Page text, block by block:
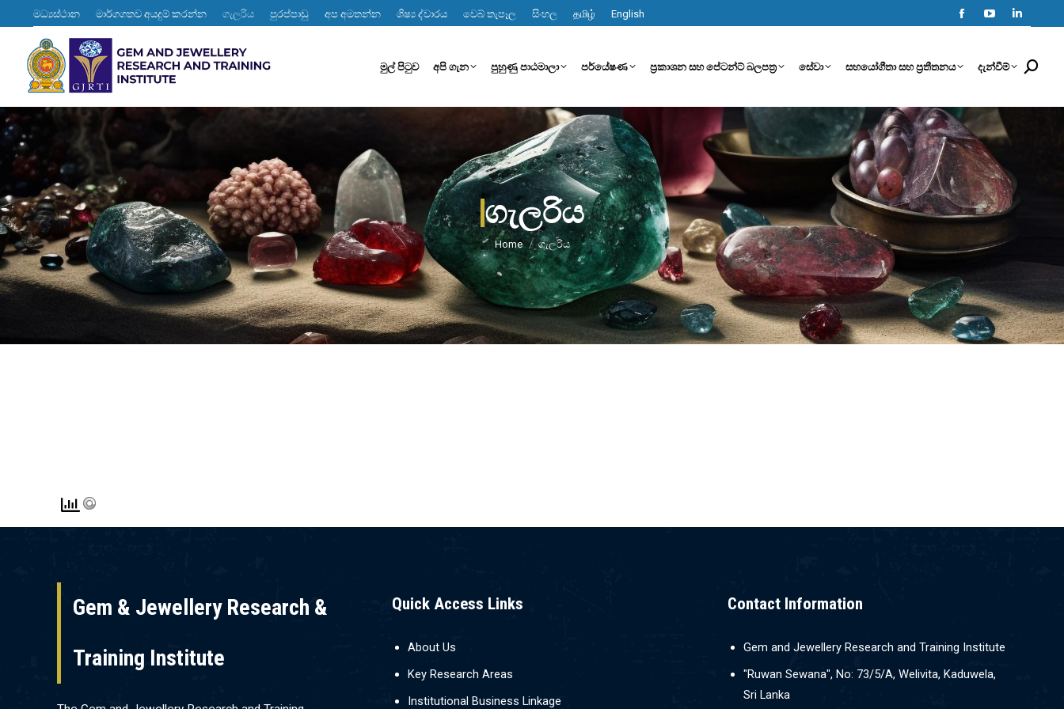
මධ්‍යස්ථාන මාර්ගගතව අයදුම් කරන්න ගැලරිය පුරප්පාඩු අප අමතන්න ශිෂ්‍ය ද්වාරය වෙබ් තැපෑල සිංහල தமிழ் English
Facebook
in
new
window
YouTube
in
new
window
Linkedin
opens
in
මුල් පිටුව අපි ගැන පුහුණු පාඨමාලා පර්යේෂණ ප්‍රකාශන සහ පේටන්ට් බලපත්‍ර සේවා සහයෝගීතා සහ ප්‍රතීතනය දැන්වීම් Search:
ගැලරිය
You are here:
Home ගැලරිය
Gem & Jewellery Research &
Training Institute
Quick Access Links
About Us
Key Research Areas
Institutional Business Linkage
Contact Information
Gem and Jewellery Research and Training Institute
"Ruwan Sewana", No: 73/5/A, Welivita, Kaduwela,
Sri Lanka